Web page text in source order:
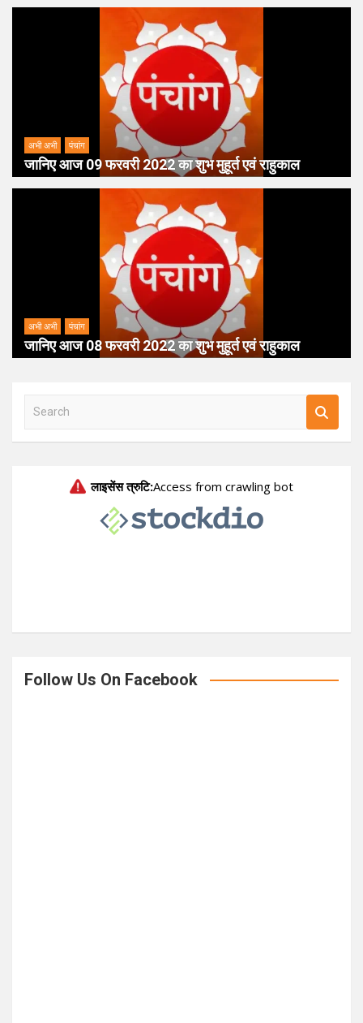
अभी अभी पंचांग
जानिए आज 09 फरवरी 2022 का शुभ मुहूर्त एवं राहुकाल
अभी अभी पंचांग
जानिए आज 08 फरवरी 2022 का शुभ मुहूर्त एवं राहुकाल
a
Follow Us On Facebook